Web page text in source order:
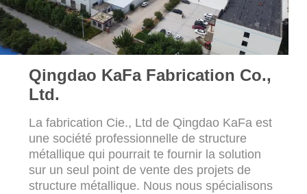
SITE
POLITIQUE
CONFIDENTIALITÉ
Qingdao KaFa Fabrication Co.,
Ltd.
La fabrication Cie., Ltd de Qingdao KaFa est
une société professionnelle de structure
métallique qui pourrait te fournir la solution
sur un seul point de vente des projets de
structure métallique. Nous nous spécialisons